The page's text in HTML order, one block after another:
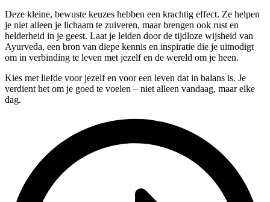
Deze kleine, bewuste keuzes hebben een krachtig effect. Ze helpen
je niet alleen je lichaam te zuiveren, maar brengen ook rust en
helderheid in je geest. Laat je leiden door de tijdloze wijsheid van
Ayurveda, een bron van diepe kennis en inspiratie die je uitnodigt
om in verbinding te leven met jezelf en de wereld om je heen.
Kies met liefde voor jezelf en voor een leven dat in balans is. Je
verdient het om je goed te voelen – niet alleen vandaag, maar elke
dag.